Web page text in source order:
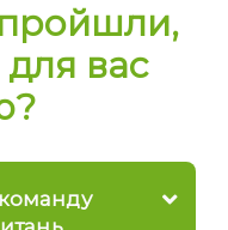
вас